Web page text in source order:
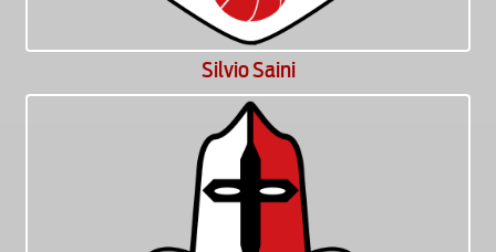
Silvio Saini